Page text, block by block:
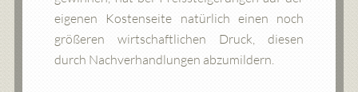
eigenen Kostenseite natürlich einen noch
größeren wirtschaftlichen Druck, diesen
durch Nachverhandlungen abzumildern.